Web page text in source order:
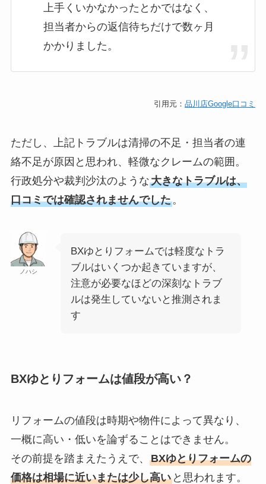
上手くいかなかったとかではなく、
担当者からの返信待ちだけで数ヶ月
かかりました。
引用元：品川店Google口コミ
ただし、上記トラブルは清掃の不足・担当者の連
絡不足が原因と思われ、軽微なクレームの範囲。
行政処分や裁判沙汰のような大きなトラブルは、
口コミでは確認されませんでした。
ノハシ
BXゆとりフォームでは軽度なトラ
ブルはいくつか起きていますが、
注意が必要なほどの深刻なトラブ
ルは発生していないと推測されま
す
BXゆとりフォームは値段が高い？
リフォームの値段は時期や物件によって異なり、
一概に高い・低いを論ずることはできません。
その前提を踏まえたうえで、 BXゆとりフォームの
価格は相場に近いまたは少し高いと思われます。